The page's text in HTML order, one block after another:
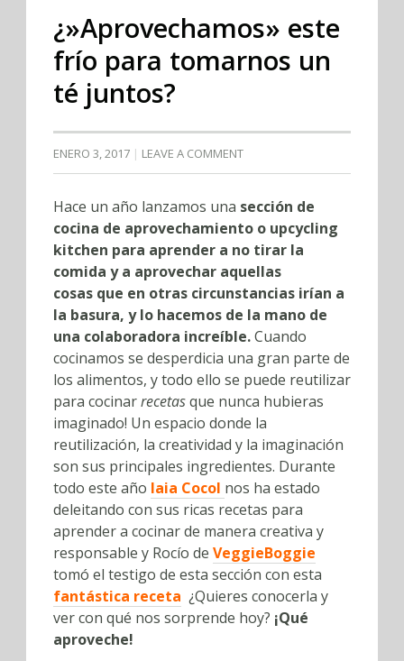
¿»Aprovechamos» este
frío para tomarnos un
té juntos?
ENERO 3, 2017 LEAVE A COMMENT
Hace un año lanzamos una sección de
cocina de aprovechamiento o upcycling
kitchen para aprender a no tirar la
comida y a aprovechar aquellas
cosas que en otras circunstancias irían a
la basura, y lo hacemos de la mano de
una colaboradora increíble.Cuando
cocinamos se desperdicia una gran parte de
los alimentos, y todo ello se puede reutilizar
para cocinarrecetasque nunca hubieras
imaginado! Un espacio donde la
reutilización, la creatividad y la imaginación
son sus principales ingredientes. Durante
todo este año Iaia Cocol nos ha estado
deleitando con sus ricas recetas para
aprender a cocinar de manera creativa y
responsable y Rocío de VeggieBoggie
tomó el testigo de esta sección con esta
fantástica receta ¿Quieres conocerla y
ver con qué nos sorprende hoy? ¡Qué
aproveche!